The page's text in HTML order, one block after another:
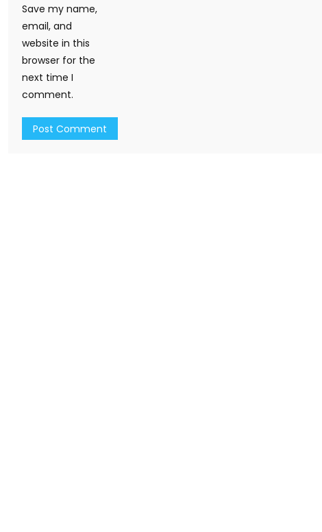
Save my name,
email, and
website in this
browser for the
next time I
comment.